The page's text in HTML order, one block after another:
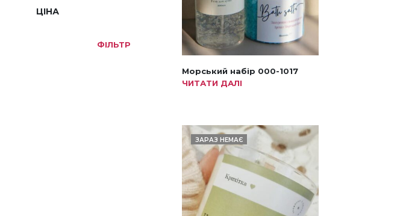
ЦІНА
ФІЛЬТР
Морський набір 000-1017
ЧИТАТИ ДАЛІ
ЗАРАЗ НЕМАЄ